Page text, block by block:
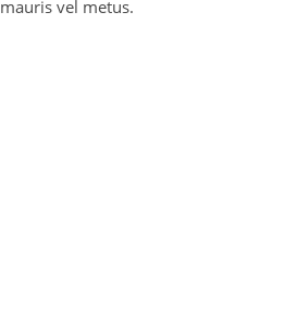
vel metus.